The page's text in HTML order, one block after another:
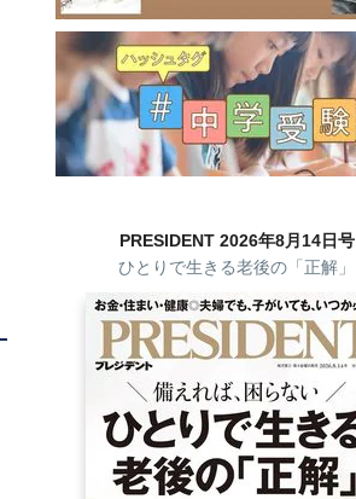
PRESIDENT 2026年8月14日号
ひとりで生きる老後の「正解」